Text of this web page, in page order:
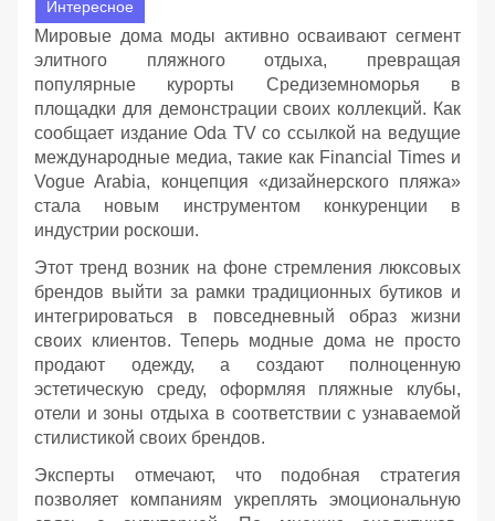
Интересное
Мировые дома моды активно осваивают сегмент
элитного пляжного отдыха, превращая
популярные курорты Средиземноморья в
площадки для демонстрации своих коллекций. Как
сообщает издание Oda TV со ссылкой на ведущие
международные медиа, такие как Financial Times и
Vogue Arabia, концепция «дизайнерского пляжа»
стала новым инструментом конкуренции в
индустрии роскоши.
Этот тренд возник на фоне стремления люксовых
брендов выйти за рамки традиционных бутиков и
интегрироваться в повседневный образ жизни
своих клиентов. Теперь модные дома не просто
продают одежду, а создают полноценную
эстетическую среду, оформляя пляжные клубы,
отели и зоны отдыха в соответствии с узнаваемой
стилистикой своих брендов.
Эксперты отмечают, что подобная стратегия
позволяет компаниям укреплять эмоциональную